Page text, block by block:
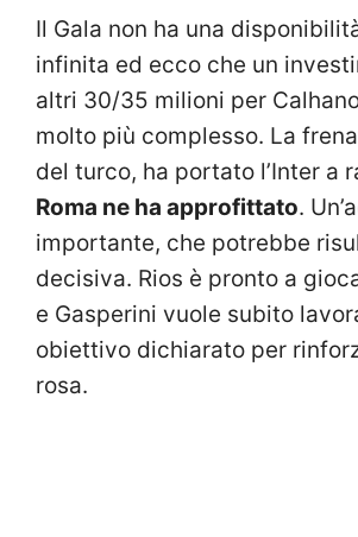
Il Gala non ha una
infinita ed ecco che un
altri 30/35 milioni per
molto più complesso. La
del turco, ha portato l’Inter a
Roma ne ha approfittato.
importante, che potrebbe
decisiva. Rios è pronto a
e Gasperini vuole subito
obiettivo dichiarato per
rosa.